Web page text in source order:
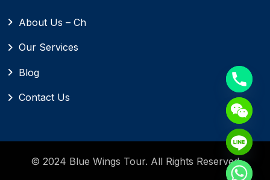
About Us – Ch
Our Services
Blog
Contact Us
© 2024 Blue Wings Tour. All Rights Reserved